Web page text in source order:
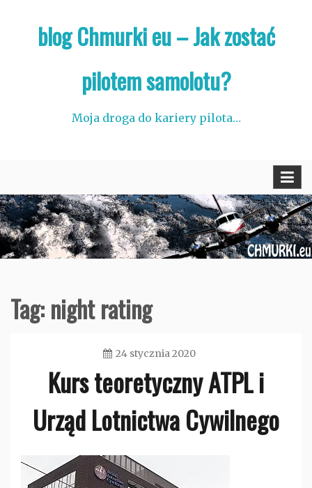
blog Chmurki eu – Jak zostać
pilotem samolotu?
Moja droga do kariery pilota…
Tag:night rating
24 stycznia 2020
admin
Kurs teoretyczny ATPL i
Urząd Lotnictwa Cywilnego
kategorii